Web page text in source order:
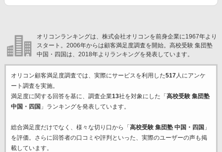
オリコンランキングは、株式会社オリコンを前身企業に1967年より
スタート。2006年からは顧客満足度調査を開始。高校受験 集団塾
中国・四国は、2018年よりランキングを発表しています。
オリコン顧客満足度調査では、実際にサービスを利用した517人にアンケ
ート調査を実施。
満足度に関する回答を基に、調査企業13社を対象にした「 高校受験 集団塾
中国・四国 」ランキングを発表しています。
総合満足度だけでなく、様々な切り口から「 高校受験 集団塾 中国・四国 」
を評価。さらに回答者の口コミや評判といった、実際のユーザーの声も掲
載しています。